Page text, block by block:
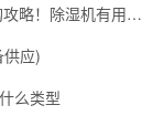
2023年除湿机／抽湿机选购攻略！除湿机有用吗？哪个牌子好？高性价比除湿机推荐
应)
么类型